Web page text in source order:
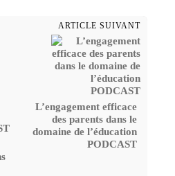
ARTICLE SUIVANT
L’engagement efficace
des parents dans le
domaine de l’éducation
PODCAST